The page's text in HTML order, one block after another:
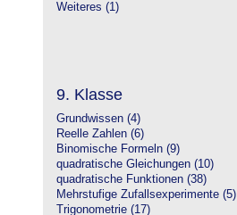
Weiteres (1)
9. Klasse
Grundwissen (4)
Reelle Zahlen (6)
Binomische Formeln (9)
quadratische Gleichungen (10)
quadratische Funktionen (38)
Mehrstufige Zufallsexperimente (5)
Trigonometrie (17)